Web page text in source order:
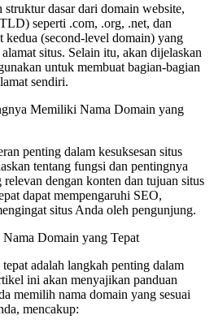
dasar dari domain website,
seperti .com, .org, .net, dan
kedua (second-level domain) yang
situs. Selain itu, akan dijelaskan
untuk membuat bagian-bagian
sendiri.
Memiliki Nama Domain yang
penting dalam kesuksesan situs
tentang fungsi dan pentingnya
dengan konten dan tujuan situs
dapat mempengaruhi SEO,
situs Anda oleh pengunjung.
Domain yang Tepat
adalah langkah penting dalam
ini akan menyajikan panduan
memilih nama domain yang sesuai
mencakup: